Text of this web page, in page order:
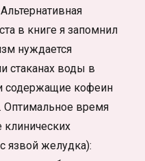
в книге я запомнил
нуждается
стаканах воды в
содержащие кофеин
Оптимальное время
клинических
язвой желудка):